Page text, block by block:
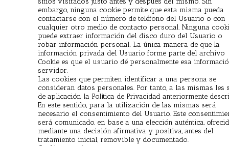
embargo, ninguna cookie permite que esta misma pueda
contactarse con el número de teléfono del Usuario o con
cualquier otro medio de contacto personal. Ninguna
puede extraer información del disco duro del Usuario o
robar información personal. La única manera de que la
información privada del Usuario forme parte del archivo
Cookie es que el usuario dé personalmente esa
servidor.
Las cookies que permiten identificar a una persona se
consideran datos personales. Por tanto, a las mismas les
de aplicación la Política de Privacidad anteriormente
En este sentido, para la utilización de las mismas será
necesario el consentimiento del Usuario. Este
será comunicado, en base a una elección auténtica,
mediante una decisión afirmativa y positiva, antes del
tratamiento inicial, removible y documentado.